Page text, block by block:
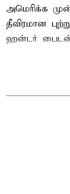
அமெரிக்க
தீவிரமான
ஹன்டர் பைடன்